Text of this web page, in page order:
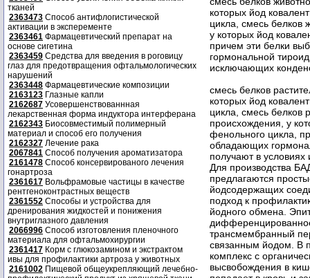
тканей
2363473 Способ антифлогистической
активации в эксперементе
2363461 Фармацевтический препарат на
основе сигетина
2363459 Средства для введения в роговицу
глаз для предотвращения офтальмологических
нарушений
2363448 Фармацевтические композиции
2163123 Глазные капли
2162687 Усовершенствованнная
лекарственная форма индуктора интерферана
2162343 Биосовместимый полимерный
материал и способ его получения
2162327 Лечение рака
2067841 Способ получения ароматизатора
2161478 Способ консервированого лечения
гонартроза
2361617 Вольфрамовые частицы в качестве
рентгеноконтрастных веществ
2361552 Способы и устройства для
дренирования жидкостей и понижения
внутриглазного давления
2066996 Способ изготовления пленочного
материала для офтальмохирургии
2361417 Корм с глюкозамином и экстрактом
ивы для профилактики артроза у животных
2161002 Пищевой общеукрепляющий лечебно-
которых йод
цикла, смесь белков
у которых йод
причем эти белки
гормональной
исключающих
смесь белков растительного и микробиологического происхождения, у которых йод ковалентно связан в 5- и 3-м положении фенольного цикла, смесь белков растительного и микробиологического происхождения, у которых йод ковалентно связан в 3-м положении фенольного цикла, причем эти белки выбраны из группы белков, не обладающих гормональной тироидной активностью, и которые получают в условиях исключающих конденсацию тирозиновых ядер. Для производства БАД к пище и профилактических продуктов питания предлагаются простые, комбинированные и пролонгированные формы йодсодержащих соединений, обеспечивающих индивидуальный подход к профилактике заболеваний, связанных с нарушениями йодного обмена. Эпителий кишечника осуществляет дифференцированное всасывание йода - всасывание йодида и трансмембранный перенос органических соединений с ковалентно связанным йодом. В последнем случае йод всасывается как единый комплекс с органическим носителем без предварительного высвобождения в кишечнике. В дальнейшем йодид из кишечника попадает в кровь и запасается щитовидной железой, а ковалентно связанный органический йод становится доступным тканевому обмену и приобретает возможность депонироваться не только в щитовидной железе. Основную роль в дальнейшем метаболизме йодорганических соединений играет печень, где осуществляется ферментативное отщепление химически связанного йода в виде иона йодида, который извлекается щитовидной железой из крови для своих синтетических нужд. Наряду с депонированием в печени осуществляется конъюгирование йодсодержащих метаболитов с глюкуроновой кислотой для последующей их экскреции с мочой или желчью. Йодированные аминокислоты подвергаются в печени переаминированию, декарбоксилированию, гидроксилированию, окислительному дезаминированию, метилированию. Йодсодержащие пируватные и ацетатные аналоги могут экскретироваться с мочой. Таким образом, йодсодержащие соединения реализуют практически все метаболические возможности йодного обмена, а это в свою очередь обеспечивает дополнительную способность организма к автоконтролю и саморегуляции этого процесса. Всасывание йода в кишечнике является одним из ключевых факторов поддержания его гомеостаза в организме и представляет собой результат как физиологического состояния кишечника, так и функционального состояния биохимических механизмов всасывания. Предложенное изобретение позволяет направленно воздействовать на эти процессы, используя различные классы йодсодержащих препаратов. Например, при всасывании йодированной аминокислоты и йодированной ненасыщенной жирной кислоты задействуются различные механизмы трансмембранного переноса и дальнейшего их тканевого обмена. Поскольку тканевые дегалогеназы с различной эффективностью выполняют дейодирование разнообразных йодорганических субстратов, то это делает возможным регуляцию йодного обмена на стадии отщепления йода от органического компонента и поступление его в